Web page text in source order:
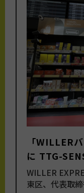
「WILLER
に TTG-
WILLER
東区、代表取